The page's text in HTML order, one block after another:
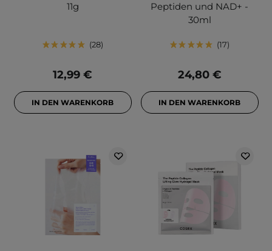
11g
28
12,99 €
IN DEN WARENKORB
Peptiden und NAD+ -
30ml
17
24,80 €
IN DEN WARENKORB